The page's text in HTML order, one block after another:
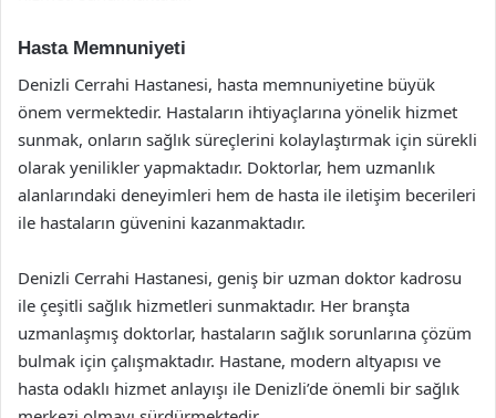
Hasta Memnuniyeti
Denizli Cerrahi Hastanesi, hasta memnuniyetine büyük
önem vermektedir. Hastaların ihtiyaçlarına yönelik hizmet
sunmak, onların sağlık süreçlerini kolaylaştırmak için sürekli
olarak yenilikler yapmaktadır. Doktorlar, hem uzmanlık
alanlarındaki deneyimleri hem de hasta ile iletişim becerileri
ile hastaların güvenini kazanmaktadır.
Denizli Cerrahi Hastanesi, geniş bir uzman doktor kadrosu
ile çeşitli sağlık hizmetleri sunmaktadır. Her branşta
uzmanlaşmış doktorlar, hastaların sağlık sorunlarına çözüm
bulmak için çalışmaktadır. Hastane, modern altyapısı ve
hasta odaklı hizmet anlayışı ile Denizli’de önemli bir sağlık